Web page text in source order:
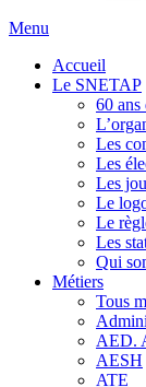
Menu
Accueil
Le SNETAP
60
Les
Les
Les
Le
Le
Les
Qui
Métiers
Tous
AED.
AESH
ATE